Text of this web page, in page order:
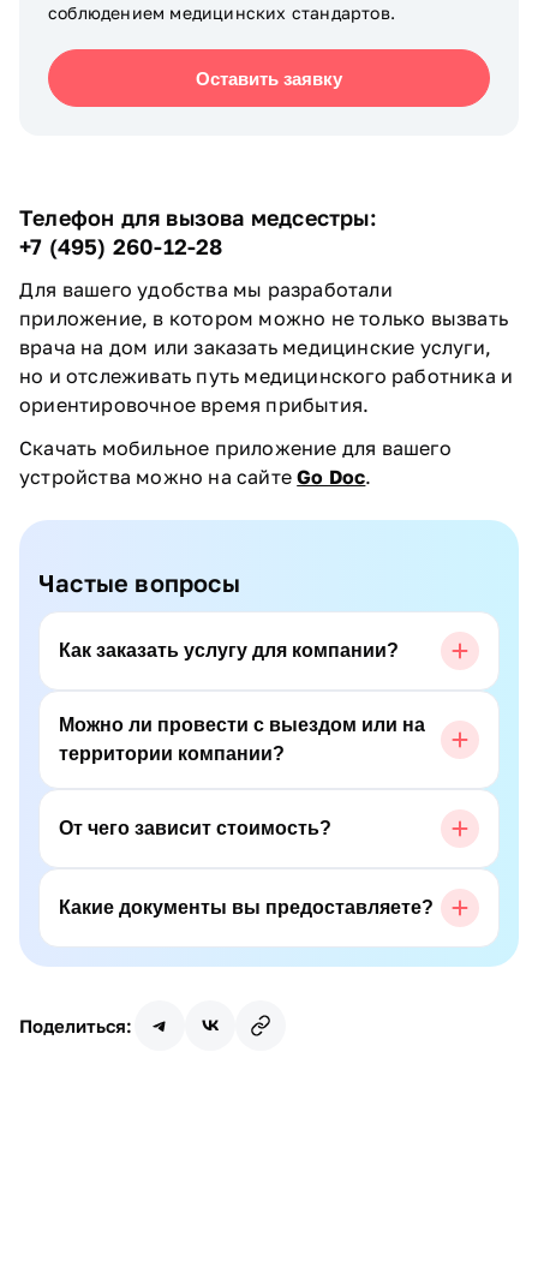
соблюдением медицинских стандартов.
Оставить заявку
Телефон для вызова медсестры:
+7 (495) 260-12-28
Для вашего удобства мы разработали
приложение, в котором можно не только вызвать
врача на дом или заказать медицинские услуги,
но и отслеживать путь медицинского работника и
ориентировочное время прибытия.
Скачать мобильное приложение для вашего
устройства можно на сайтеGo Doc.
Частые вопросы
Как заказать услугу для компании?
Можно ли провести с выездом или на
территории компании?
От чего зависит стоимость?
Какие документы вы предоставляете?
Поделиться: